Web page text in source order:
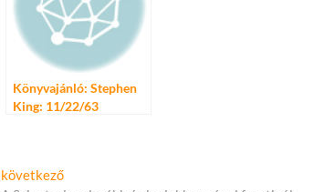
Könyvajánló: Stephen
King: 11/22/63
következőKövetkező